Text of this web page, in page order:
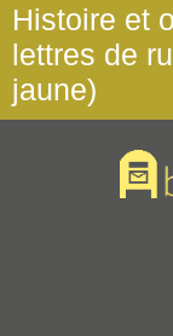
Histoire et
lettres de
jaune)